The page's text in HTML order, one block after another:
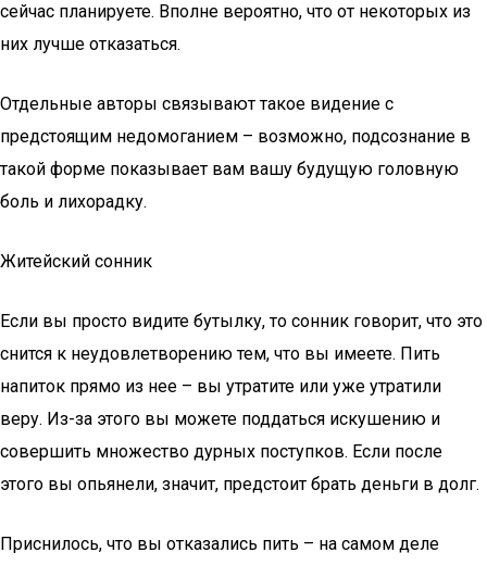
сейчас планируете. Вполне вероятно, что от некоторых из
них лучше отказаться.
Отдельные авторы связывают такое видение с
предстоящим недомоганием – возможно, подсознание в
такой форме показывает вам вашу будущую головную
боль и лихорадку.
Житейский сонник
Если вы просто видите бутылку, то сонник говорит, что это
снится к неудовлетворению тем, что вы имеете. Пить
напиток прямо из нее – вы утратите или уже утратили
веру. Из-за этого вы можете поддаться искушению и
совершить множество дурных поступков. Если после
этого вы опьянели, значит, предстоит брать деньги в долг.
Приснилось, что вы отказались пить – на самом деле